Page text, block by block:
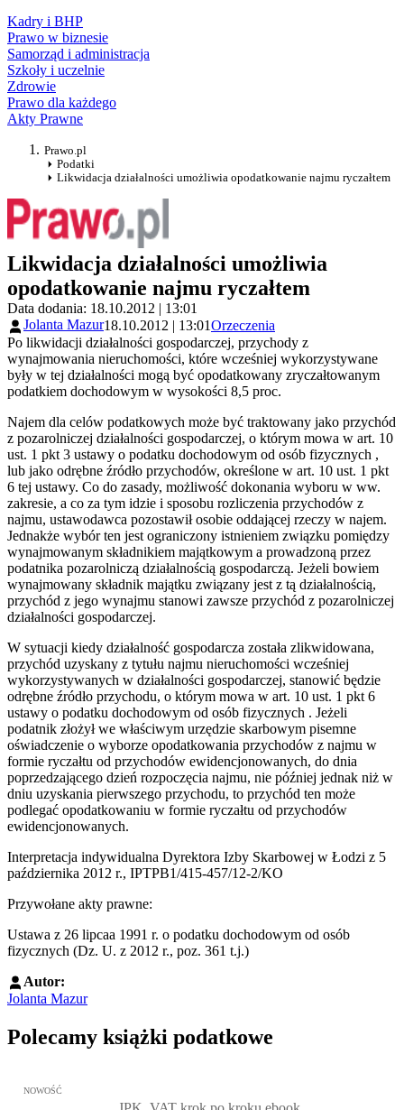
Kadry i BHP
Prawo w biznesie
Samorząd i administracja
Szkoły i uczelnie
Zdrowie
Prawo dla każdego
Akty Prawne
Prawo.pl
Podatki
Likwidacja działalności umożliwia opodatkowanie najmu ryczałtem
Likwidacja działalności umożliwia
opodatkowanie najmu ryczałtem
Data dodania: 18.10.2012 | 13:01
Jolanta Mazur18.10.2012 | 13:01Orzeczenia
Po likwidacji działalności gospodarczej, przychody z
wynajmowania nieruchomości, które wcześniej wykorzystywane
były w tej działalności mogą być opodatkowany zryczałtowanym
podatkiem dochodowym w wysokości 8,5 proc.
Najem dla celów podatkowych może być traktowany jako przychód
z pozarolniczej działalności gospodarczej, o którym mowa w art. 10
ust. 1 pkt 3 ustawy o podatku dochodowym od osób fizycznych ,
lub jako odrębne źródło przychodów, określone w art. 10 ust. 1 pkt
6 tej ustawy. Co do zasady, możliwość dokonania wyboru w ww.
zakresie, a co za tym idzie i sposobu rozliczenia przychodów z
najmu, ustawodawca pozostawił osobie oddającej rzeczy w najem.
Jednakże wybór ten jest ograniczony istnieniem związku pomiędzy
wynajmowanym składnikiem majątkowym a prowadzoną przez
podatnika pozarolniczą działalnością gospodarczą. Jeżeli bowiem
wynajmowany składnik majątku związany jest z tą działalnością,
przychód z jego wynajmu stanowi zawsze przychód z pozarolniczej
działalności gospodarczej.
W sytuacji kiedy działalność gospodarcza została zlikwidowana,
przychód uzyskany z tytułu najmu nieruchomości wcześniej
wykorzystywanych w działalności gospodarczej, stanowić będzie
odrębne źródło przychodu, o którym mowa w art. 10 ust. 1 pkt 6
ustawy o podatku dochodowym od osób fizycznych . Jeżeli
podatnik złożył we właściwym urzędzie skarbowym pisemne
oświadczenie o wyborze opodatkowania przychodów z najmu w
formie ryczałtu od przychodów ewidencjonowanych, do dnia
poprzedzającego dzień rozpoczęcia najmu, nie później jednak niż w
dniu uzyskania pierwszego przychodu, to przychód ten może
podlegać opodatkowaniu w formie ryczałtu od przychodów
ewidencjonowanych.
Interpretacja indywidualna Dyrektora Izby Skarbowej w Łodzi z 5
października 2012 r., IPTPB1/415-457/12-2/KO
Przywołane akty prawne:
Ustawa z 26 lipcaa 1991 r. o podatku dochodowym od osób
fizycznych (Dz. U. z 2012 r., poz. 361 t.j.)
Autor:
Jolanta Mazur
Polecamy książki podatkowe
Przejdź do: JPK_VAT krok po kroku ebook, Patrycja Kubiesa -
NOWOŚĆ